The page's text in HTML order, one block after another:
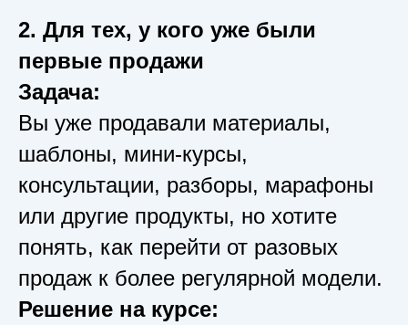
2. Для тех, у кого уже были
первые продажи
Задача:
Вы уже продавали материалы,
шаблоны, мини-курсы,
консультации, разборы, марафоны
или другие продукты, но хотите
понять, как перейти от разовых
продаж к более регулярной модели.
Решение на курсе: